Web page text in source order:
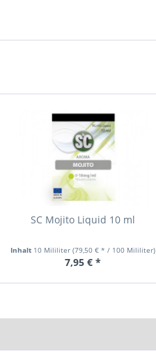
SC Mojito Liquid 10 ml
Inhalt 10 Mililiter(79,50 € * / 100 Mililiter)
7,95 € *